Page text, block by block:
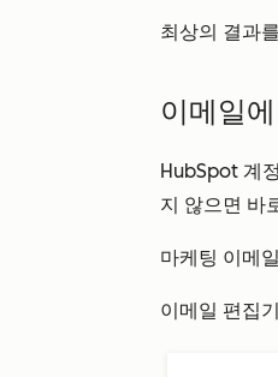
최상의 결과
이메일
HubSpot 계
지 않으면 바
마케팅 이메
이메일 편집